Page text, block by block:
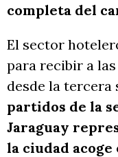
completa del
El sector
para recibir a
desde la tercera
partidos de la
Jaraguay
la ciudad